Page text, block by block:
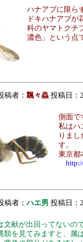
ハナアブに限ら
ドキハナアブ
科のヤマトクチ
濃色」という点
稿者： 飄々蟲投稿日：
側面で
私はハ
りま
す。
東京都
稿者：ハエ男 投稿日：
文献が出回ってないの
類を見てみますと、属